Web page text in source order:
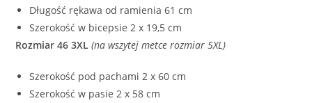
Długość rękawa od ramienia 61 cm
Szerokość w bicepsie 2 x 19,5 cm
Rozmiar 46 3XL(na wszytej metce rozmiar 5XL)
Szerokość pod pachami 2 x 60 cm
Szerokość w pasie 2 x 58 cm